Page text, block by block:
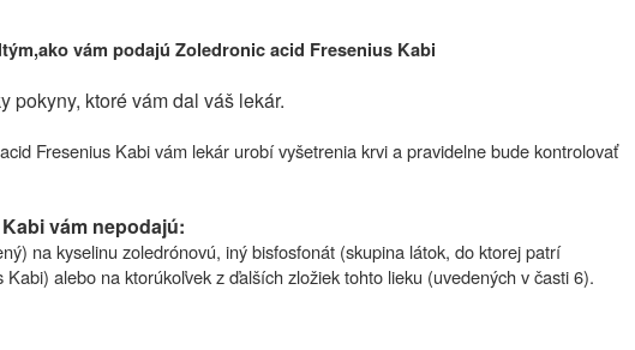
ako vám podajú Zoledronic acid Fresenius Kabi
pokyny, ktoré vám dal váš lekár.
Fresenius Kabivám lekár urobí vyšetrenia krvi a pravidelne bude kontrolovať
vám nepodajú:
na kyselinu zoledrónovú, iný bisfosfonát (skupina látok, do ktorej patrí
Kabi) alebo na ktorúkoľvek z ďalších zložiektohto lieku (uvedených v časti 6).